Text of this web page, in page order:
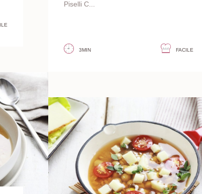
Piselli C...
3MIN FACILE